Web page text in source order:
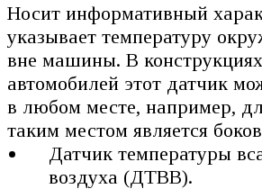
Носит информативный
указывает температуру
вне машины. В
автомобилей этот датчик
в любом месте, например,
таким местом является
Датчик температуры
воздуха (ДТВВ).